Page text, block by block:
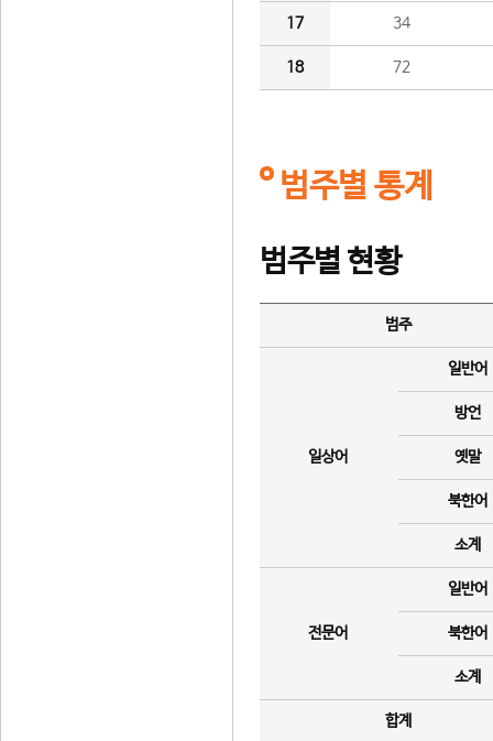
17 34
18 72
범주별 통계
범주별 현황
범주
일상어
일반어
방언
옛말
북한어
소계
전문어
일반어
북한어
소계
합계